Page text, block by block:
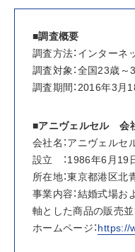
■調査概要
調査方法：インターネ
調査対象：全国23歳
調査期間：2016年3月
■アニヴェルセル　会
会社名：アニヴェルセ
設立　：1986年6月19
所在地：東京都港区北
事業内容：結婚式場お
軸とした商品の販売
ホームページ：https://